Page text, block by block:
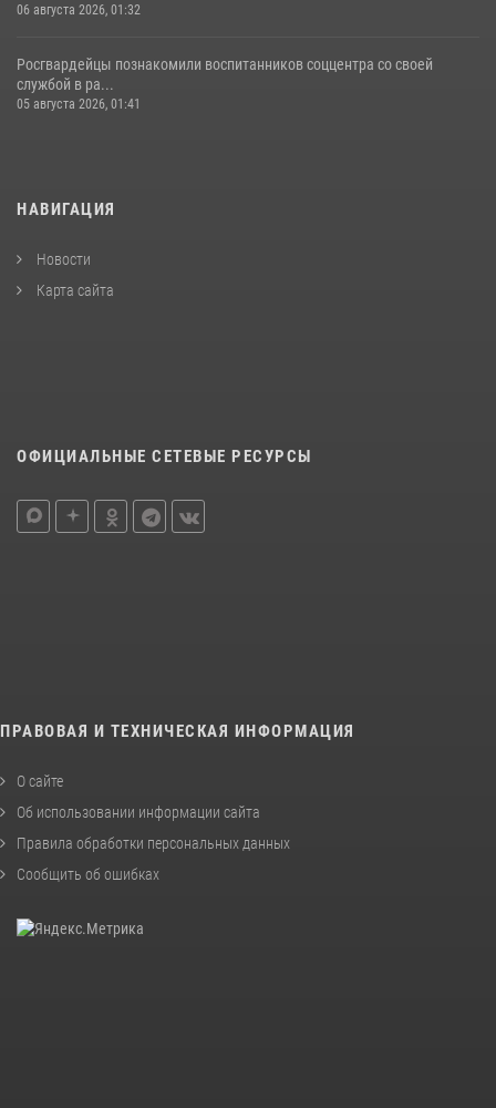
06 августа 2026, 01:32
Росгвардейцы познакомили воспитанников соццентра со своей
службой в ра...
05 августа 2026, 01:41
НАВИГАЦИЯ
Новости
Карта сайта
ОФИЦИАЛЬНЫЕ СЕТЕВЫЕ РЕСУРСЫ
ПРАВОВАЯ И ТЕХНИЧЕСКАЯ ИНФОРМАЦИЯ
О сайте
Об использовании информации сайта
Правила обработки персональных данных
Сообщить об ошибках